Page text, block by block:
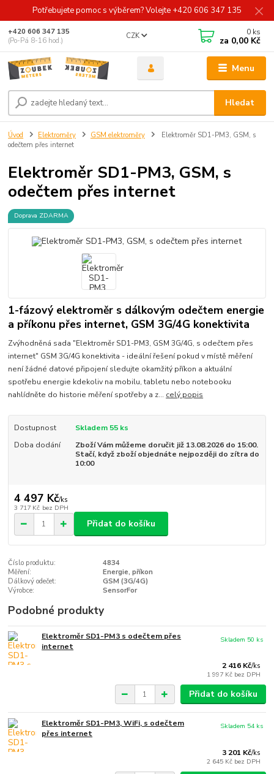
Potřebujete pomoc s výběrem? Volejte +420 606 347 135
Menu
CZK
Hledat
+420 606 347 135
(Po-Pá 8-16 hod.)
0 ks
za 0,00 Kč
Úvod Elektroměry GSM elektroměry
Elektroměr SD1-PM3, GSM, s
odečtem přes internet
Elektroměr SD1-PM3, GSM, s
odečtem přes internet
Doprava ZDARMA
1-fázový elektroměr s dálkovým odečtem energie
a příkonu přes internet, GSM 3G/4G konektivita
Zvýhodněná sada "Elektroměr SD1-PM3, GSM 3G/4G, s odečtem přes
internet" GSM 3G/4G konektivita - ideální řešení pokud v místě měření
není žádné datové připojení sledujte okamžitý příkon a aktuální
spotřebu energie kdekoliv na mobilu, tabletu nebo notebooku
nahlídněte do historie měření spotřeby a z... celý popis
Dostupnost
Skladem 55 ks
Doba dodání
Zboží Vám můžeme doručit již 13.08.2026 do 15:00.
Stačí, když zboží objednáte nejpozději do zítra do
10:00
4 497 Kč/ks
3 717 Kč bez DPH
Přidat do košíku
Číslo produktu:
4834
Měření:
Energie, příkon
Dálkový odečet:
GSM (3G/4G)
Výrobce:
SensorFor
Podobné produkty
Elektroměr SD1-PM3 s odečtem přes
internet
2 416 Kč/ks
1 997 Kč bez DPH
Skladem 50 ks
Přidat do košíku
Elektroměr SD1-PM3, WiFi, s odečtem
přes internet
3 201 Kč/ks
2 645 Kč bez DPH
Skladem 54 ks